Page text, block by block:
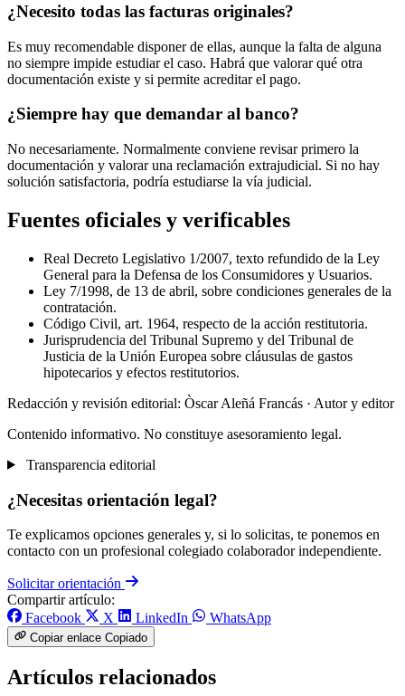
¿Necesito todas las facturas originales?
Es muy recomendable disponer de ellas, aunque la falta de alguna
no siempre impide estudiar el caso. Habrá que valorar qué otra
documentación existe y si permite acreditar el pago.
¿Siempre hay que demandar al banco?
No necesariamente. Normalmente conviene revisar primero la
documentación y valorar una reclamación extrajudicial. Si no hay
solución satisfactoria, podría estudiarse la vía judicial.
Fuentes oficiales y verificables
Real Decreto Legislativo 1/2007, texto refundido de la Ley
General para la Defensa de los Consumidores y Usuarios.
Ley 7/1998, de 13 de abril, sobre condiciones generales de la
contratación.
Código Civil, art. 1964, respecto de la acción restitutoria.
Jurisprudencia del Tribunal Supremo y del Tribunal de
Justicia de la Unión Europea sobre cláusulas de gastos
hipotecarios y efectos restitutorios.
Redacción y revisión editorial: Òscar Aleñá Francás · Autor y editor
Contenido informativo. No constituye asesoramiento legal.
Transparencia editorial
¿Necesitas orientación legal?
Te explicamos opciones generales y, si lo solicitas, te ponemos en
contacto con un profesional colegiado colaborador independiente.
Solicitar orientación
Compartir artículo:
Facebook
X LinkedIn WhatsApp
Copiar enlace Copiado
Artículos relacionados